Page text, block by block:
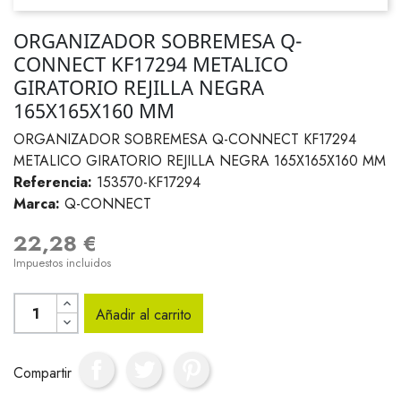
ORGANIZADOR SOBREMESA Q-
CONNECT KF17294 METALICO
GIRATORIO REJILLA NEGRA
165X165X160 MM
ORGANIZADOR SOBREMESA Q-CONNECT KF17294
METALICO GIRATORIO REJILLA NEGRA 165X165X160 MM
Referencia: 153570-KF17294
Marca: Q-CONNECT
22,28 €
Impuestos incluidos
Añadir al carrito
Compartir